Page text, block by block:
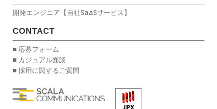
開発エンジニア【自社SaaSサービス】
CONTACT
■ 応募フォーム
■ カジュアル面談
■ 採用に関するご質問